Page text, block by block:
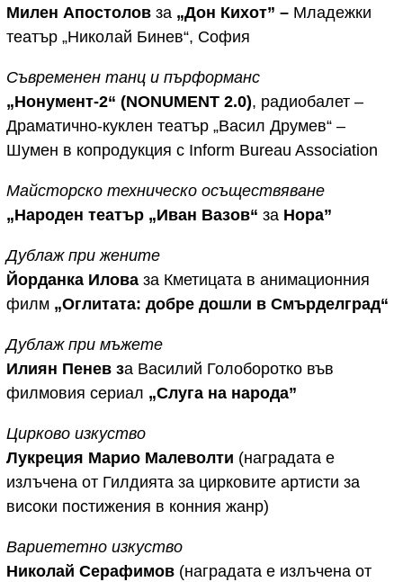
Милен Апостолов за „Дон Кихот” – Младежки
театър „Николай Бинев“, София
Съвременен танц и пърформанс
„Нонумент-2“ (NONUMENT 2.0), радиобалет –
Драматично-куклен театър „Васил Друмев“ –
Шумен в копродукция с Inform Bureau Association
Майсторско техническо осъществяване
„Народен театър „Иван Вазов“ за Нора”
Дублаж при жените
Йорданка Илова за Кметицата в анимационния
филм „Оглитата: добре дошли в Смърделград“
Дублаж при мъжете
Илиян Пенев за Василий Голоборотко във
филмовия сериал „Слуга на народа”
Цирково изкуство
Лукреция Марио Малеволти (наградата е
излъчена от Гилдията за цирковите артисти за
високи постижения в конния жанр)
Вариететно изкуство
Николай Серафимов (наградата е излъчена от